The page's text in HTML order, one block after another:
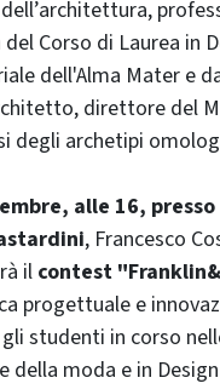
Corso di Laurea in
dell'Alma Mater e
direttore del
degli archetipi
alle 16, presso
, Francesco
il contest
progettuale e
studenti in corso
della moda e in